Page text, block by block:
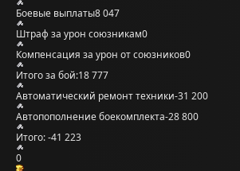
Боевые выплаты8 047
Штраф за урон союзникам0
Компенсация за урон от союзников0
Итого за бой:18 777
Автоматический ремонт техники-31 200
Автопополнение боекомплекта-28 800
Итого:-41 223
0